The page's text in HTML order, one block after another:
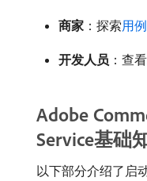
商家 ：探索用例
开发人员 ：查看
Adobe
Service基础
以下部分介绍了启